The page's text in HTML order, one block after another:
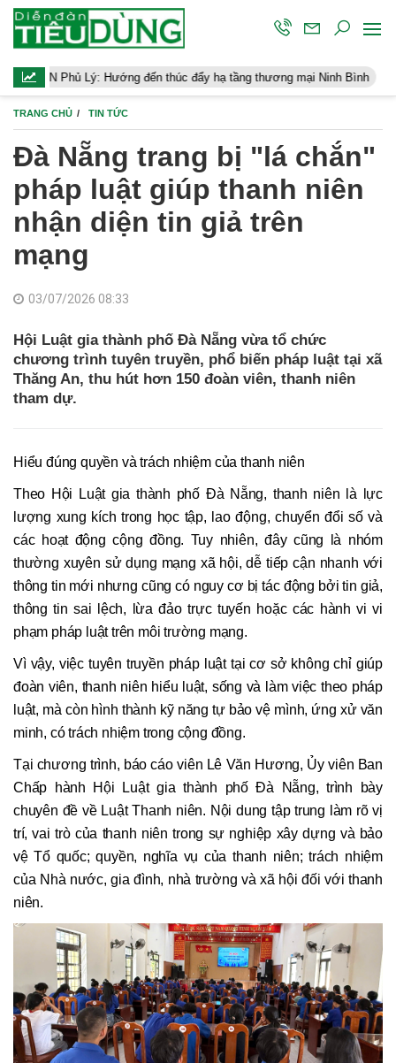
Hướng đến thúc đẩy hạ tầng thương mại Ninh Bình Điều hành
TRANG CHỦ TIN TỨC
Đà Nẵng trang bị "lá chắn"
pháp luật giúp thanh niên
nhận diện tin giả trên
mạng
03/07/2026 08:33
Hội Luật gia thành phố Đà Nẵng vừa tổ chức
chương trình tuyên truyền, phổ biến pháp luật tại xã
Thăng An, thu hút hơn 150 đoàn viên, thanh niên
tham dự.
Hiểu đúng quyền và trách nhiệm của thanh niên
Theo Hội Luật gia thành phố Đà Nẵng, thanh niên là lực
lượng xung kích trong học tập, lao động, chuyển đổi số và
các hoạt động cộng đồng. Tuy nhiên, đây cũng là nhóm
thường xuyên sử dụng mạng xã hội, dễ tiếp cận nhanh với
thông tin mới nhưng cũng có nguy cơ bị tác động bởi tin giả,
thông tin sai lệch, lừa đảo trực tuyến hoặc các hành vi vi
phạm pháp luật trên môi trường mạng.
Vì vậy, việc tuyên truyền pháp luật tại cơ sở không chỉ giúp
đoàn viên, thanh niên hiểu luật, sống và làm việc theo pháp
luật, mà còn hình thành kỹ năng tự bảo vệ mình, ứng xử văn
minh, có trách nhiệm trong cộng đồng.
Tại chương trình, báo cáo viên Lê Văn Hương, Ủy viên Ban
Chấp hành Hội Luật gia thành phố Đà Nẵng, trình bày
chuyên đề về Luật Thanh niên. Nội dung tập trung làm rõ vị
trí, vai trò của thanh niên trong sự nghiệp xây dựng và bảo
vệ Tổ quốc; quyền, nghĩa vụ của thanh niên; trách nhiệm
của Nhà nước, gia đình, nhà trường và xã hội đối với thanh
niên.